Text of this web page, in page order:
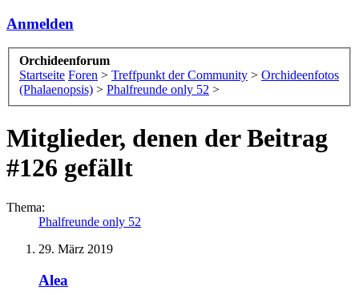
Anmelden
Orchideenforum
Startseite Foren > Treffpunkt der Community > Orchideenfotos
(Phalaenopsis) > Phalfreunde only 52 >
Mitglieder, denen der Beitrag
#126 gefällt
Thema:
Phalfreunde only 52
29. März 2019
Alea